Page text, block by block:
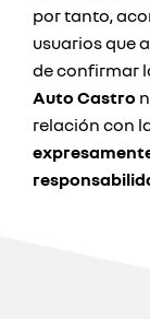
por tanto,
usuarios que
de confirmar
Auto Castro
relación con